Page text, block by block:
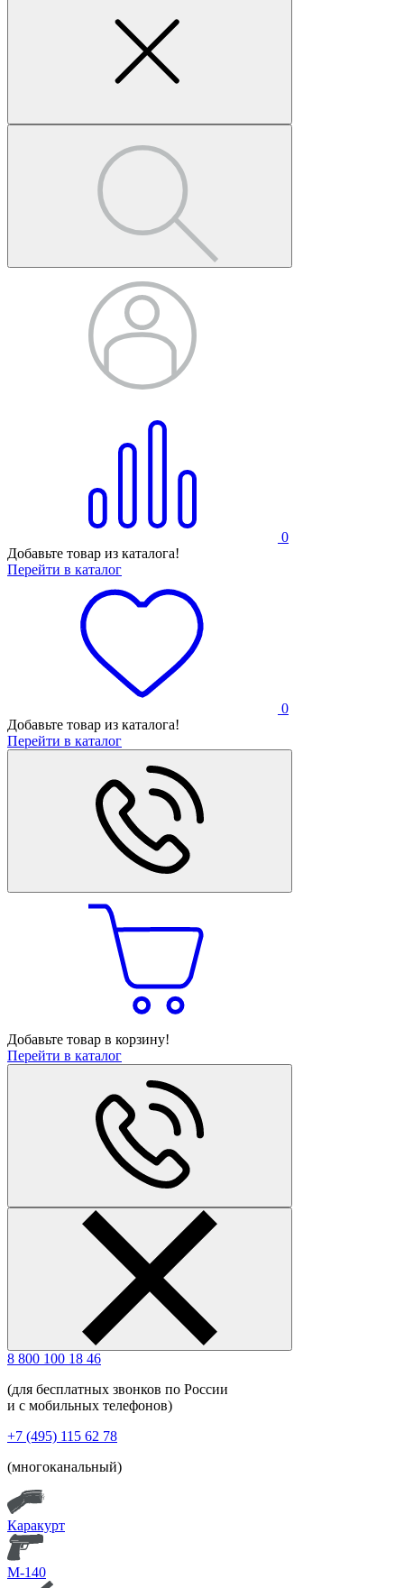
0
Добавьте товар из каталога!
Перейти в каталог
0
Добавьте товар из каталога!
Перейти в каталог
Добавьте товар в корзину!
Перейти в каталог
8 800 100 18 46
(для бесплатных звонков по России
и с мобильных телефонов)
+7 (495) 115 62 78
(многоканальный)
Каракурт
М-140